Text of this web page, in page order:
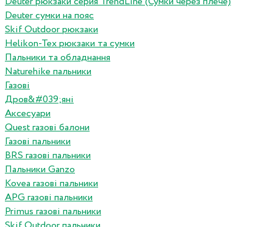
Deuter сумки на пояс
Skif Outdoor рюкзаки
Helikon-Tex рюкзаки та сумки
Пальники та обладнання
Naturehike пальники
Газові
Дров&#039;яні
Аксесуари
Quest газові балони
Газові пальники
BRS газові пальники
Пальники Ganzo
Kovea газові пальники
APG газові пальники
Primus газові пальники